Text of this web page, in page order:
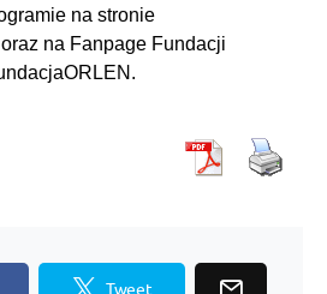
na stronie
na Fanpage Fundacji
Tweet